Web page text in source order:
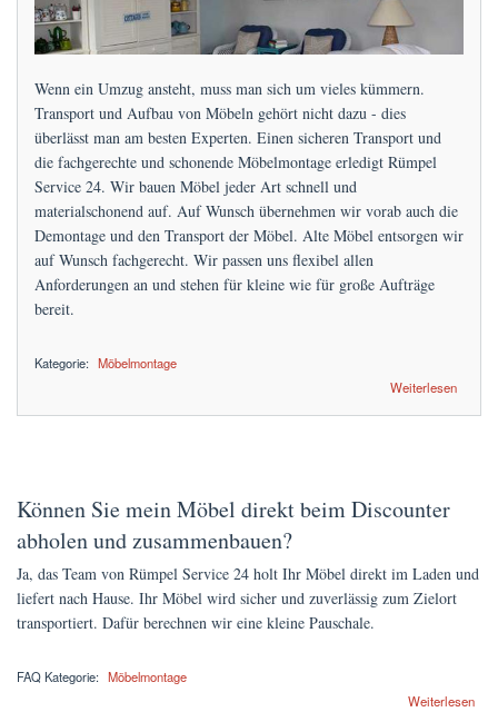
Preise
FAQs
Terminanfrage
Wenn ein Umzug ansteht, muss man sich um vieles kümmern.
Transport und Aufbau von Möbeln gehört nicht dazu - dies
überlässt man am besten Experten. Einen sicheren Transport und
die fachgerechte und schonende Möbelmontage erledigt Rümpel
Service 24. Wir bauen Möbel jeder Art schnell und
materialschonend auf. Auf Wunsch übernehmen wir vorab auch die
Demontage und den Transport der Möbel. Alte Möbel entsorgen wir
auf Wunsch fachgerecht. Wir passen uns flexibel allen
Anforderungen an und stehen für kleine wie für große Aufträge
bereit.
Kategorie: Möbelmontage
Weiterlesen
Können Sie mein Möbel direkt beim Discounter
abholen und zusammenbauen?
Ja, das Team von Rümpel Service 24 holt Ihr Möbel direkt im Laden und
liefert nach Hause. Ihr Möbel wird sicher und zuverlässig zum Zielort
transportiert. Dafür berechnen wir eine kleine Pauschale.
FAQ Kategorie: Möbelmontage
Weiterlesen
über Können Sie mein Möbel direkt beim Discounter abholen und zusammenbauen?